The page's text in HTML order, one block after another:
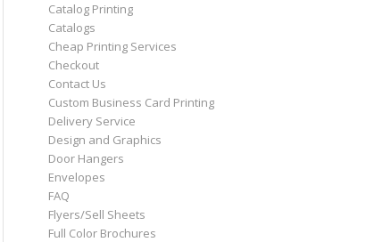
Catalog Printing
Catalogs
Cheap Printing Services
Checkout
Contact Us
Custom Business Card Printing
Delivery Service
Design and Graphics
Door Hangers
Envelopes
FAQ
Flyers/Sell Sheets
Full Color Brochures